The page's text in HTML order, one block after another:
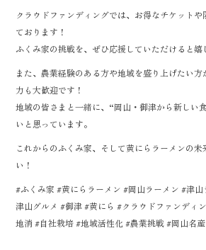
クラウドファンディングでは、お得なチケット
ております！
ふくみ家の挑戦を、ぜひ応援していただけると嬉
また、農業経験のある方や地域を盛り上げたい
力も大歓迎です！
地域の皆さまと一緒に、“岡山・御津から新しい
いと思っています。
これからのふくみ家、そして黄にらラーメンの未
い！
#ふくみ家 #黄にらラーメン #岡山ラーメン #津
津山グルメ #御津 #黄にら #クラウドファンディ
地消 #自社栽培 #地域活性化 #農業挑戦 #岡山名産